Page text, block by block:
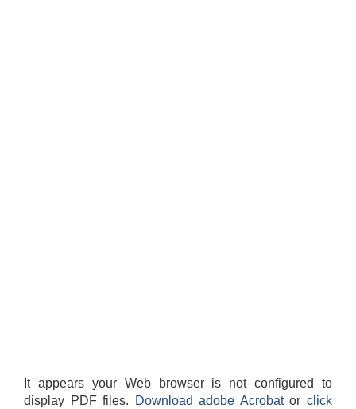
It appears your Web browser is not configured to
display PDF files.
Download adobe Acrobatorclick